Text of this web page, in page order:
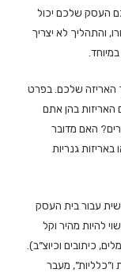
העסק שלכם יכול
והתהליך לא יצריך
האריזה שלכם. בפרט
האריזות בהן אתם
האם מדובר
באריזות גנריות
עבור בית העסק
להיות מהיר וקל
כיתובים וכיוצ”ב).
מעבר